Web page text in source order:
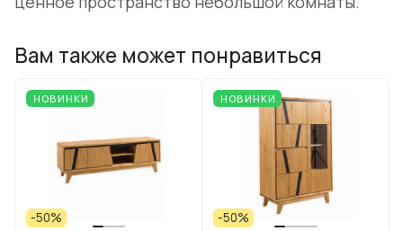
Вам также может понравиться
НОВИНКИ
-50%
НОВИНКИ
-50%